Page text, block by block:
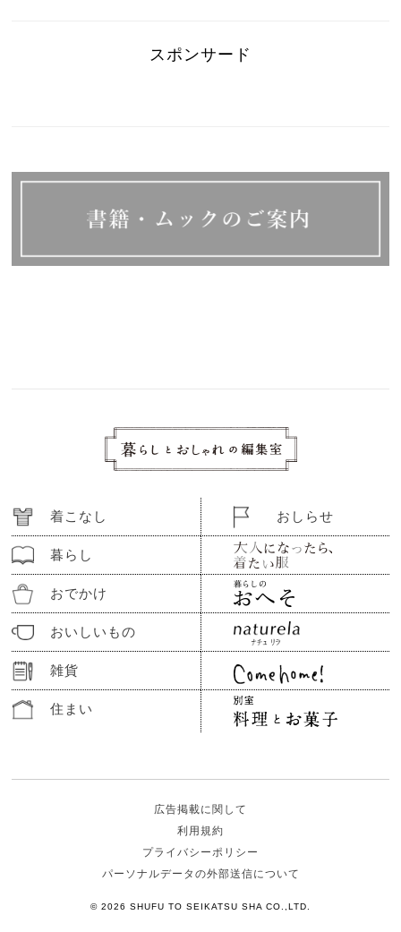
スポンサード
着こなし
暮らし
おでかけ
おいしいもの
雑貨
住まい
おしらせ
広告掲載に関して
利用規約
プライバシーポリシー
パーソナルデータの外部送信について
© 2026 SHUFU TO SEIKATSU SHA CO.,LTD.